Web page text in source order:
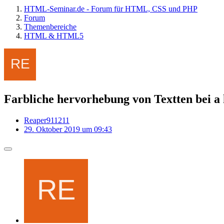
HTML-Seminar.de - Forum für HTML, CSS und PHP
Forum
Themenbereiche
HTML & HTML5
Farbliche hervorhebung von Textten bei a
Reaper911211
29. Oktober 2019 um 09:43